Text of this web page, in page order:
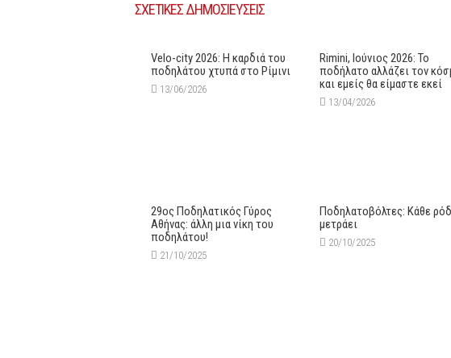
ΣΧΕΤΙΚΕΣ ΔΗΜΟΣΙΕΥΣΕΙΣ
Velo-city 2026: Η καρδιά του
ποδηλάτου χτυπά στο Ρίμινι
13/06/2026
Rimini, Ιούνιος 2026: Το
ποδήλατο αλλάζει τον
και εμείς θα είμαστε εκεί
13/04/2026
29oς Ποδηλατικός Γύρος
Αθήνας: άλλη μια νίκη του
ποδηλάτου!
21/10/2025
Ποδηλατοβόλτες: Κάθε
μετράει
20/10/2025